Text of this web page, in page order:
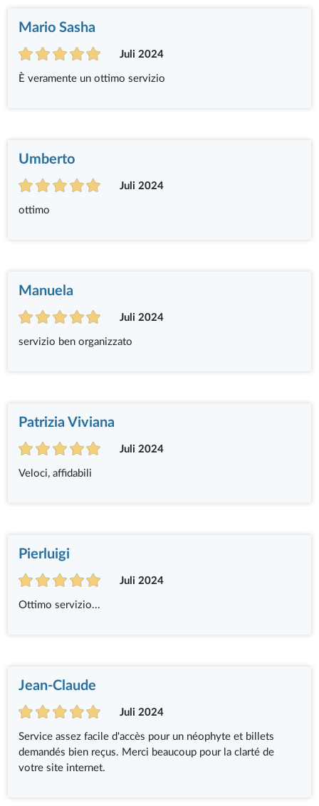
Mario Sasha
Juli 2024
È veramente un ottimo servizio
Umberto
Juli 2024
ottimo
Manuela
Juli 2024
servizio ben organizzato
Patrizia Viviana
Juli 2024
Veloci, affidabili
Pierluigi
Juli 2024
Ottimo servizio...
Jean-Claude
Juli 2024
Service assez facile d'accès pour un néophyte et billets
demandés bien reçus. Merci beaucoup pour la clarté de
votre site internet.